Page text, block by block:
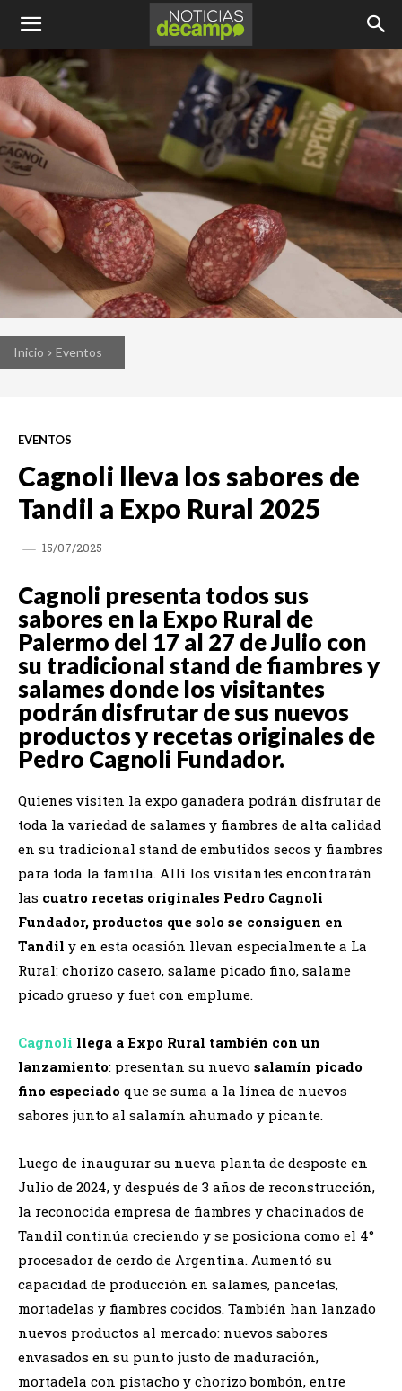
Inicio Eventos
EVENTOS
Cagnoli lleva los sabores de
Tandil a Expo Rural 2025
15/07/2025
Cagnoli presenta todos sus
sabores en la Expo Rural de
Palermo del 17 al 27 de Julio con
su tradicional stand de fiambres y
salames donde los visitantes
podrán disfrutar de sus nuevos
productos y recetas originales de
Pedro Cagnoli Fundador.
Quienes visiten la expo ganadera podrán disfrutar de
toda la variedad de salames y fiambres de alta calidad
en su tradicional stand de embutidos secos y fiambres
para toda la familia. Allí los visitantes encontrarán
las cuatro recetas originales Pedro Cagnoli
Fundador, productos que solo se consiguen en
Tandil y en esta ocasión llevan especialmente a La
Rural: chorizo casero, salame picado fino, salame
picado grueso y fuet con emplume.
Cagnoli llega a Expo Rural también con un
lanzamiento: presentan su nuevo salamín picado
fino especiado que se suma a la línea de nuevos
sabores junto al salamín ahumado y picante.
Luego de inaugurar su nueva planta de desposte en
Julio de 2024, y después de 3 años de reconstrucción,
la reconocida empresa de fiambres y chacinados de
Tandil continúa creciendo y se posiciona como el 4°
procesador de cerdo de Argentina. Aumentó su
capacidad de producción en salames, pancetas,
mortadelas y fiambres cocidos. También han lanzado
nuevos productos al mercado: nuevos sabores
envasados en su punto justo de maduración,
mortadela con pistacho y chorizo bombón, entre